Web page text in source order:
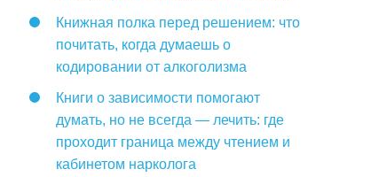
Книжная полка перед решением: что
почитать, когда думаешь о
кодировании от алкоголизма
Книги о зависимости помогают
думать, но не всегда — лечить: где
проходит граница между чтением и
кабинетом нарколога